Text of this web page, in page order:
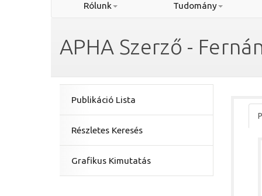
Rólunk Tudomány
APHA Szerző -
Publikáció Lista
Részletes Keresés
Grafikus Kimutatás